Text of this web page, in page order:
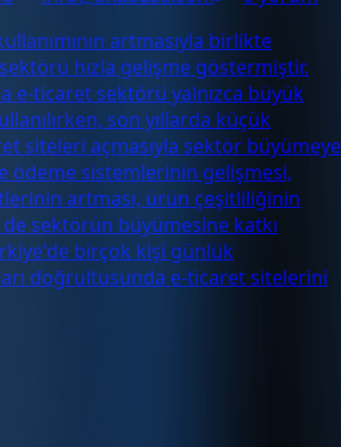
artmasıyla birlikte
hızla gelişme göstermiştir.
e-ticaret sektörü yalnızca büyük
son yıllarda küçük
siteleri açmasıyla sektör büyümeye
ödeme sistemlerinin gelişmesi,
artması, ürün çeşitliliğinin
sektörün büyümesine katkı
birçok kişi günlük
doğrultusunda e-ticaret sitelerini